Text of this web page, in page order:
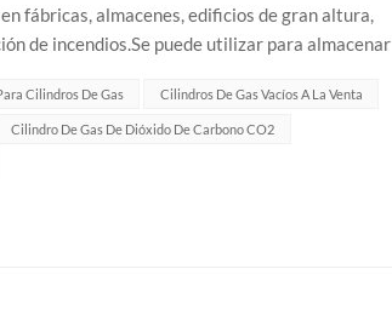
fábricas, almacenes, edificios de gran altura,
de incendios.Se puede utilizar para almacenar
Cilindros De Gas Cilindros De Gas Vacíos A La Venta
Cilindro De Gas De Dióxido De Carbono CO2